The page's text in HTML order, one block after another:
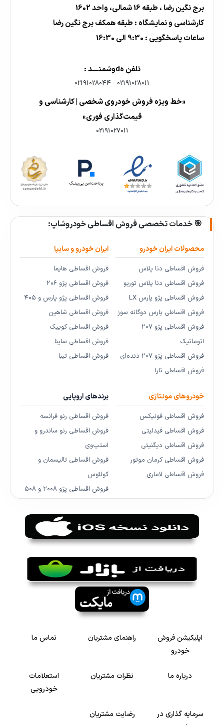
برج نگین رضا ، طبقه 16 شمالی، واحد 1602
کارشناسی و نمایشگاه : طبقه همکف برج نگین رضا
ساعات پاسخگویی : 9:30 الی 16:30
تلفن هdوشمنــــد :
02191028011
-
02191028044
«خط ویژه فروش خودروی شخصی | کارشناسی و
قیمت‌گذاری فوری»
02191027011
🎯 خدمات تخصصی فروش اقساطی خودروشاپ:
محصولات ایران خودرو
فروش اقساطی دنا پلاس
فروش اقساطی دنا پلاس توربو
فروش اقساطی پژو پارس LX
فروش اقساطی پارس دوگانه سوز
فروش اقساطی پژو ۲۰۷
اتوماتیک
فروش اقساطی پژو ۲۰۷ دنده‌ای
فروش اقساطی تارا
ایران خودرو و سایپا
فروش اقساطی هایما
فروش اقساطی پژو ۲۰۶
فروش اقساطی پژو پارس و ۴۰۵
فروش اقساطی شاهین
فروش اقساطی کوییک
فروش اقساطی ساینا
فروش اقساطی تیبا
خودروهای مونتاژی
فروش اقساطی فونیکس
فروش اقساطی فیدلیتی
فروش اقساطی دیگنیتی
فروش اقساطی کرمان موتور
فروش اقساطی لاماری
برندهای اروپایی
فروش اقساطی رنو فرانسه
فروش اقساطی رنو ساندرو و
استپ‌وی
فروش اقساطی تالیسمان و
کولئوس
فروش اقساطی پژو ۲۰۰۸ و ۵۰۸
اپلیکیشن فروش
خودرو
راهنمای مشتریان تماس ما
درباره ما نظرات مشتریان
استعلامات
خودرویی
سرمایه گذاری در
رضایت مشتریان